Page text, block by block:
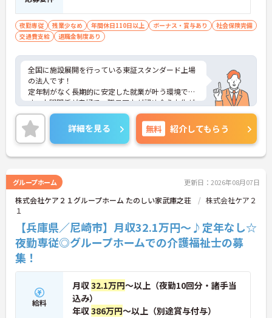
夜勤専従 残業少なめ 年間休日110日以上 ボーナス・賞与あり
社会保険完備
交通費支給
退職金制度あり
全国に施設展開を行っている東証スタンダード上場
の法人です！
定年制がなく長期的に安定した就業が叶う環境で
す。人間関係が良好で、職員同士が認め合う文化が
根付いています。
ご興味のある方には、面接対策ポイントなど、さら
に詳細をご案内しますのでお気軽にご相談くださ
い！
詳細を見る 無料 紹介してもらう
グループホーム 更新日：2026年08月07日
株式会社ケア２１グループホーム たのしい家武庫之荘
株式会社ケア２
１
【兵庫県／尼崎市】月収32.1万円～♪定年なし☆
夜勤専従◎グループホームでの介護福祉士の募
集！
給料
月収32.1万円～以上（夜勤10回分・諸手当
込み）
年収386万円～以上（別途賞与付与）